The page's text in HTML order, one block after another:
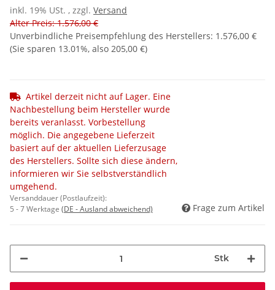
inkl. 19% USt. , zzgl. Versand
Alter Preis: 1.576,00 €
Unverbindliche Preisempfehlung des Herstellers: 1.576,00 €
(Sie sparen 13.01%, also 205,00 €)
Artikel derzeit nicht auf Lager. Eine
Nachbestellung beim Hersteller wurde
bereits veranlasst. Vorbestellung
möglich. Die angegebene Lieferzeit
basiert auf der aktuellen Lieferzusage
des Herstellers. Sollte sich diese ändern,
informieren wir Sie selbstverständlich
umgehend.
Versanddauer (Postlaufzeit):
5 - 7 Werktage (DE - Ausland abweichend) Frage zum Artikel
Stk